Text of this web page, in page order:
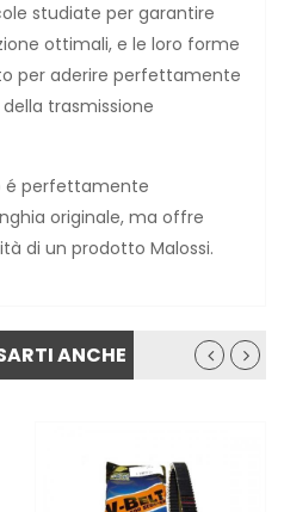
studiate per garantire
ottimali, e le loro forme
per aderire perfettamente
trasmissione
é perfettamente
originale, ma offre
di un prodotto Malossi.
ANCHE